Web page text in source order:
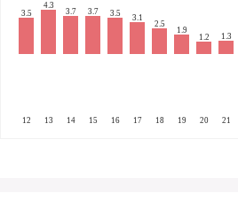
3.5
12
4.3
13
3.7
14
3.7
15
3.5
16
3.1
17
2.5
18
1.9
19
1.2
20
1.3
21